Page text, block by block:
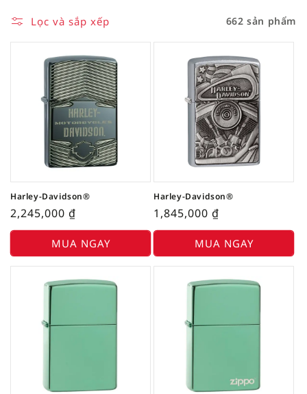
p
Lọc và sắp xếp 662 sản phẩm
Harley-Davidson®
2,245,000 ₫
MUA NGAY
Harley-Davidson®
1,845,000 ₫
MUA NGAY